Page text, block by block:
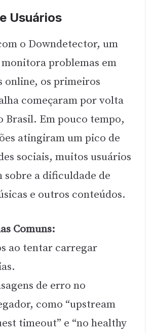
Usuários
o Downdetector, um
problemas em
online, os primeiros
começaram por volta
Brasil. Em pouco tempo,
atingiram um pico de
sociais, muitos usuários
sobre a dificuldade de
e outros conteúdos.
Comuns:
ao tentar carregar
de erro no
como “upstream
timeout” e “no healthy